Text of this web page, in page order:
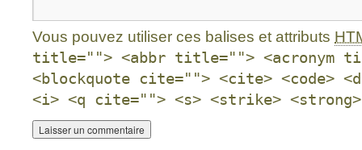
Vous pouvez utiliser ces balises et attributs
title=""> <abbr title=""> <acronym
<blockquote cite=""> <cite> <code>
<i> <q cite=""> <s> <strike> <strong>